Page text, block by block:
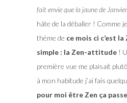
fait envie que la jaune de
hâte de la déballer ! Comme
thème de ce mois ci c’est
simple : la Zen-attitude!
première vue me plaisait
à mon habitude j’ai fais
pour moi être Zen ça